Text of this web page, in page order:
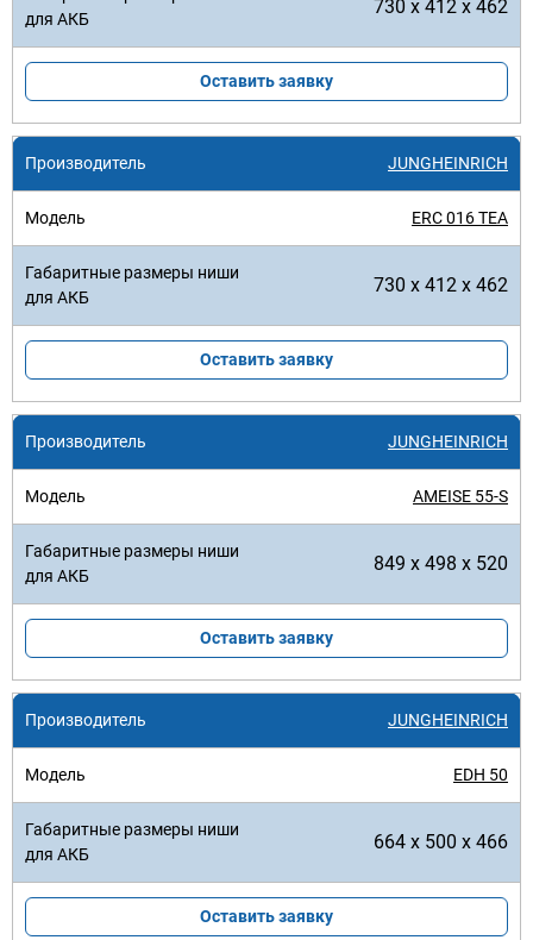
730 x 412 x 462
Оставить заявку
JUNGHEINRICH
ERC 016 TEA
730 x 412 x 462
Оставить заявку
JUNGHEINRICH
AMEISE 55-S
849 x 498 x 520
Оставить заявку
JUNGHEINRICH
EDH 50
664 x 500 x 466
Оставить заявку